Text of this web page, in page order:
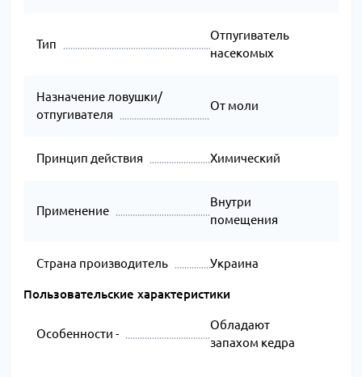
Тип
Отпугиватель
насекомых
Назначение ловушки/
отпугивателя
От моли
Принцип действия Химический
Применение
Внутри
помещения
Страна производитель Украина
Пользовательские характеристики
Особенности -
Обладают
запахом кедра